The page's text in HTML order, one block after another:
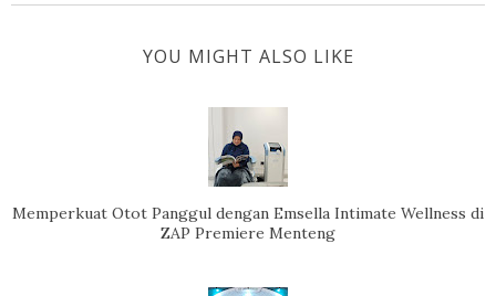
YOU MIGHT ALSO LIKE
Memperkuat Otot Panggul dengan Emsella Intimate Wellness di
ZAP Premiere Menteng